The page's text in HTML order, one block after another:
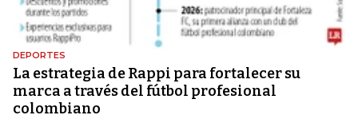
DEPORTES
La estrategia de Rappi para fortalecer su
marca a través del fútbol profesional
colombiano